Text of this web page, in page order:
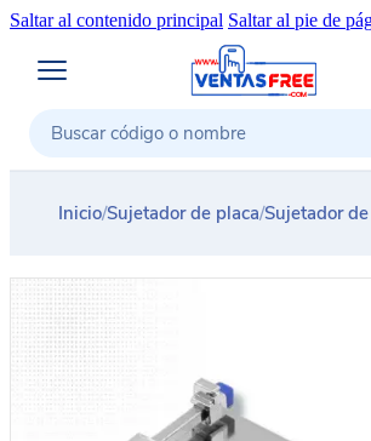
Saltar al contenido principal Saltar al pie de
Buscar
Inicio/Sujetador de placa/Sujetador de placa universal